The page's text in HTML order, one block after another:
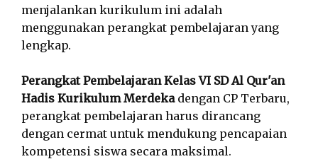
menjalankan kurikulum ini adalah
menggunakan perangkat pembelajaran yang
lengkap.
Perangkat Pembelajaran Kelas VI SD Al Qur'an
Hadis Kurikulum Merdekadengan CP Terbaru,
perangkat pembelajaran harus dirancang
dengan cermat untuk mendukung pencapaian
kompetensi siswa secara maksimal.